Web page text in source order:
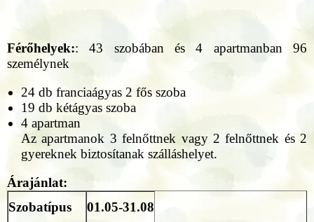
Férőhelyek:: 43 szobában és 4 apartmanban 96
személynek
24 db franciaágyas 2 fős szoba
19 db kétágyas szoba
4 apartman
Az apartmanok 3 felnőttnek vagy 2 felnőttnek és 2
gyereknek biztosítanak szálláshelyet.
Árajánlat:
Szobatípus
01.05-31.08